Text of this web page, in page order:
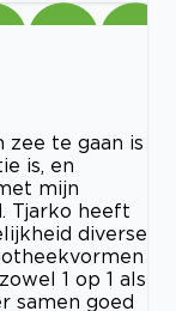
zee te gaan is
is, en
mijn
Tjarko heeft
diverse
1 op 1 als
samen goed